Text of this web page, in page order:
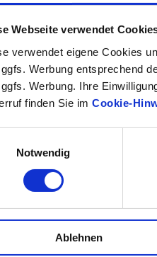
Webseite verwendet
verwendet eigene Cookies
ggfs. Werbung entsprechend
ggfs. Werbung. Ihre
finden Sie im Cookie-
Notwendig
Ablehnen
und wirtschaftlich.
kaufen?
Angebot – bei uns finden